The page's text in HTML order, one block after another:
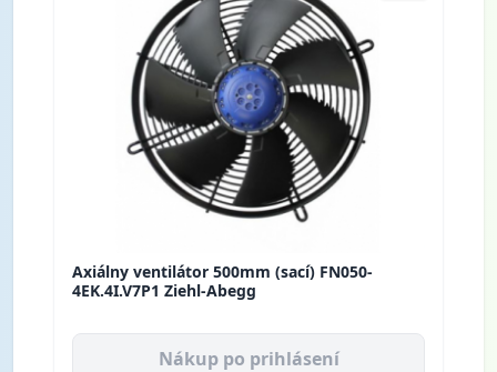
Axiálny ventilátor 500mm (sací) FN050-
4EK.4I.V7P1 Ziehl-Abegg
Nákup po prihlásení